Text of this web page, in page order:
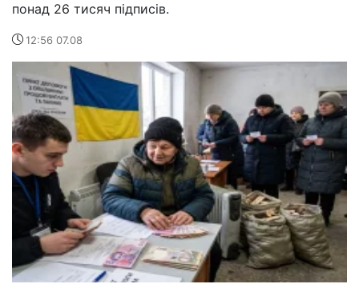
понад 26 тисяч підписів.
12:56 07.08